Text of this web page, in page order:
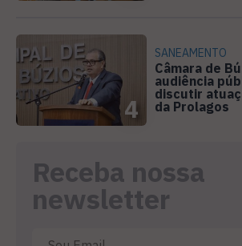
4
SANEAMENTO
Câmara de
audiência
discutir
da Prolagos
Receba nossa
newsletter